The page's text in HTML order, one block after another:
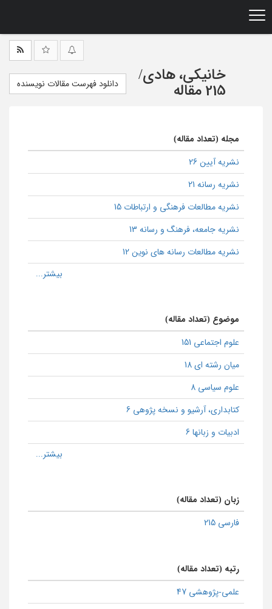
خانیکی، هادی/
215 مقاله
دانلود فهرست مقالات نویسنده
مجله (تعداد مقاله)
نشریه آیین 26
نشریه رسانه 21
نشریه مطالعات فرهنگی و ارتباطات 15
نشریه جامعه، فرهنگ و رسانه 13
نشریه مطالعات رسانه های نوین 12
موضوع (تعداد مقاله)
علوم اجتماعی 151
میان رشته ای 18
علوم سیاسی 8
كتابداری، آرشیو و نسخه پژوهی 6
ادبیات و زبانها 6
زبان (تعداد مقاله)
فارسی 215
رتبه (تعداد مقاله)
علمی-پژوهشی 47